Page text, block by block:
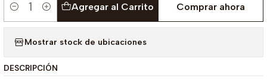
Cantidad
Agregar al Carrito Comprar ahora
Mostrar stock de ubicaciones
DESCRIPCIÓN